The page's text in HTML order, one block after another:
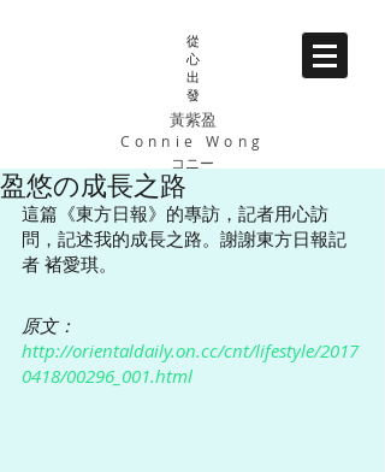
從
心
出
發
黃紫盈
Connie Wong
コニー
盈悠の成長之路
這篇《東方日報》的專訪，記者用心訪
問，記述我的成長之路。謝謝東方日報記
者 褚愛琪。
原文：
http://orientaldaily.on.cc/cnt/lifestyle/2017
0418/00296_001.html